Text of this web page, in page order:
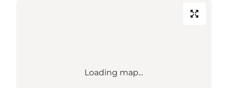
Loading map...